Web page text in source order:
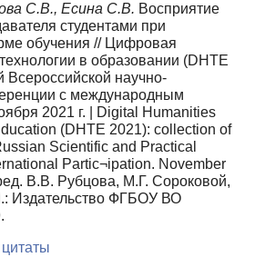
С.В., Есина С.В. Восприятие
студентами при
обучения // Цифровая
в образовании (DHTE
Всероссийской научно-
с международным
2021 г. | Digital Humanities
(DHTE 2021): сollection of
Scientific and Practical
Partic¬ipation. November
В.В. Рубцова, М.Г. Сороковой,
Издательство ФГБОУ ВО